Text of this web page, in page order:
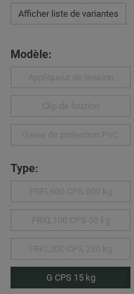
Afficher liste de variantes
Modèle:
Type:
G CPS 15 kg